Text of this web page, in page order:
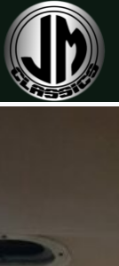
naar
de
inhoud